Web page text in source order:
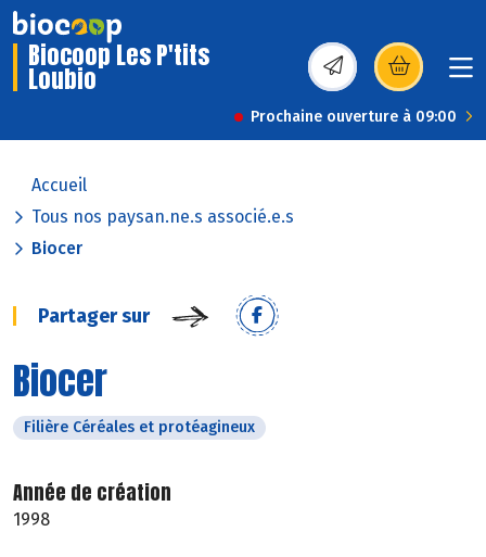
Biocoop Les P'tits
Loubio (s’ouvre dans une
Prochaine ouverture à 09:00
Accueil
Tous nos paysan.ne.s associé.e.s
Biocer
Partager sur
Biocer
Filière Céréales et protéagineux
Année de création
1998